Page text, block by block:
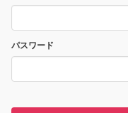
パスワード